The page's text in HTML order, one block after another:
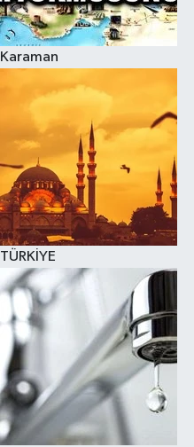
Karaman
TÜRKİYE